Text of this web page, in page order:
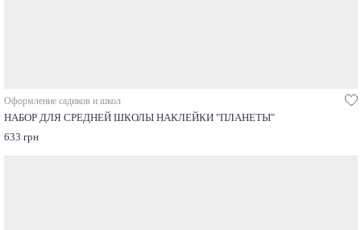
Оформление садиков и школ
НАБОР ДЛЯ СРЕДНЕЙ ШКОЛЫ НАКЛЕЙКИ "ПЛАНЕТЫ"
633 грн